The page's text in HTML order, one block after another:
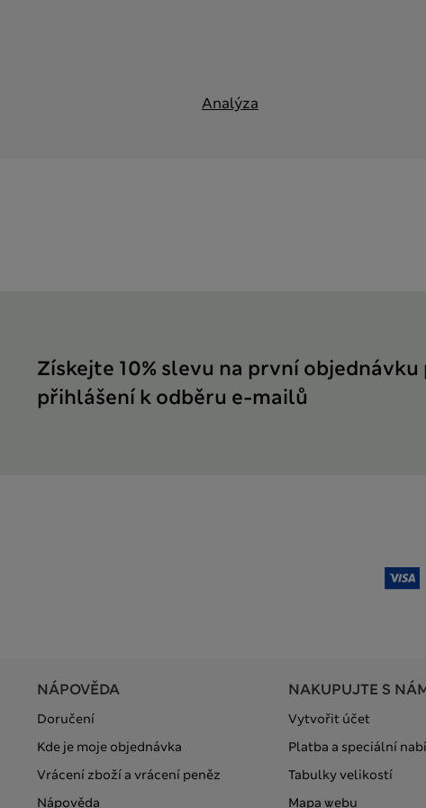
Analýza
Získejte 10% slevu na první objednávku
přihlášení k odběru e-mailů
NÁPOVĚDA
Doručení
Kde je moje objednávka
Vrácení zboží a vrácení peněz
Nápověda
NAKUPUJTE S
Vytvořit účet
Platba a speciální
Tabulky velikostí
Mapa webu